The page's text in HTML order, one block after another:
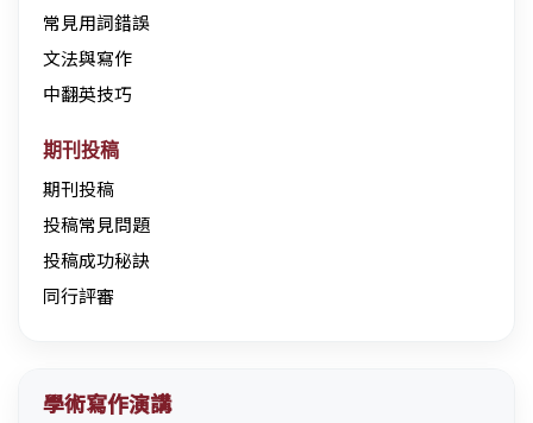
常見用詞錯誤
文法與寫作
中翻英技巧
期刊投稿
期刊投稿
投稿常見問題
投稿成功秘訣
同行評審
學術寫作演講